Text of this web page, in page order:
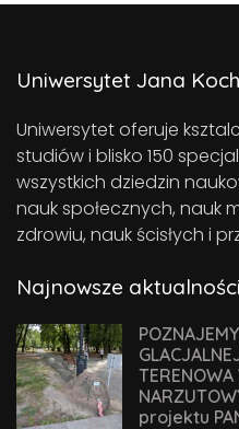
Uniwersytet Jana
Uniwersytet oferuje
studiów i blisko 150
wszystkich dziedzin
nauk społecznych, nauk
zdrowiu, nauk ścisłych i
Najnowsze aktualności
projektu